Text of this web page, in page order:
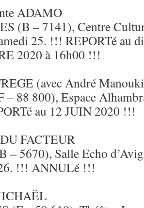
ADAMO
(B – 7141), Centre
25. !!! REPORTé au
2020 à 16h00 !!!
(avec André
88 800), Espace
au 12 JUIN 2020 !!!
FACTEUR
– 5670), Salle Echo
!!! ANNULé !!!